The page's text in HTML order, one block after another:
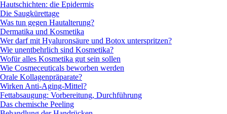
Hautschichten: die Epidermis
Die Saugkürettage
Was tun gegen Hautalterung?
Dermatika und Kosmetika
Wer darf mit Hyaluronsäure und Botox unterspritzen?
Wie unentbehrlich sind Kosmetika?
Wofür alles Kosmetika gut sein sollen
Wie Cosmeceuticals beworben werden
Orale Kollagenpräparate?
Wirken Anti-Aging-Mittel?
Fettabsaugung: Vorbereitung, Durchführung
Das chemische Peeling